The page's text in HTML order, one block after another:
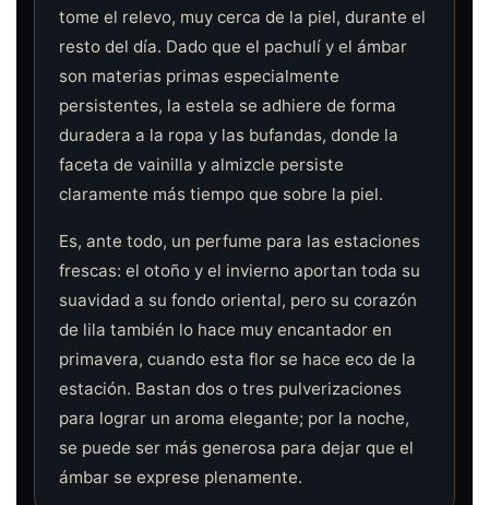
tome el relevo, muy cerca de la piel, durante el
resto del día. Dado que el pachulí y el ámbar
son materias primas especialmente
persistentes, la estela se adhiere de forma
duradera a la ropa y las bufandas, donde la
faceta de vainilla y almizcle persiste
claramente más tiempo que sobre la piel.
Es, ante todo, un perfume para las estaciones
frescas: el otoño y el invierno aportan toda su
suavidad a su fondo oriental, pero su corazón
de lila también lo hace muy encantador en
primavera, cuando esta flor se hace eco de la
estación. Bastan dos o tres pulverizaciones
para lograr un aroma elegante; por la noche,
se puede ser más generosa para dejar que el
ámbar se exprese plenamente.